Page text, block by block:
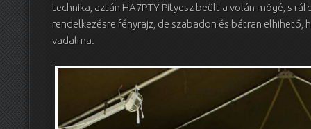
technika, aztán HA7PTY Pityesz beült a volán mögé, s
rendelkezésre fényrajz, de szabadon és bátran
vadalma.